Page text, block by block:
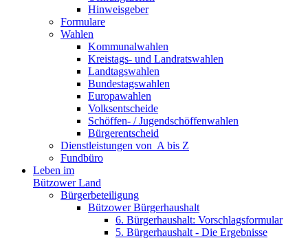
Hinweisgeber
Formulare
Wahlen
Kommunalwahlen
Kreistags- und Landratswahlen
Landtagswahlen
Bundestagswahlen
Europawahlen
Volksentscheide
Schöffen- / Jugendschöffenwahlen
Bürgerentscheid
Dienst­leistungen ­von ­ ­A bis Z
Fundbüro
Leben im
Bützower Land
Bürgerbeteiligung
Bützower Bürgerhaushalt
6. Bürgerhaushalt: Vorschlagsformular
5. Bürgerhaushalt - Die Ergebnisse